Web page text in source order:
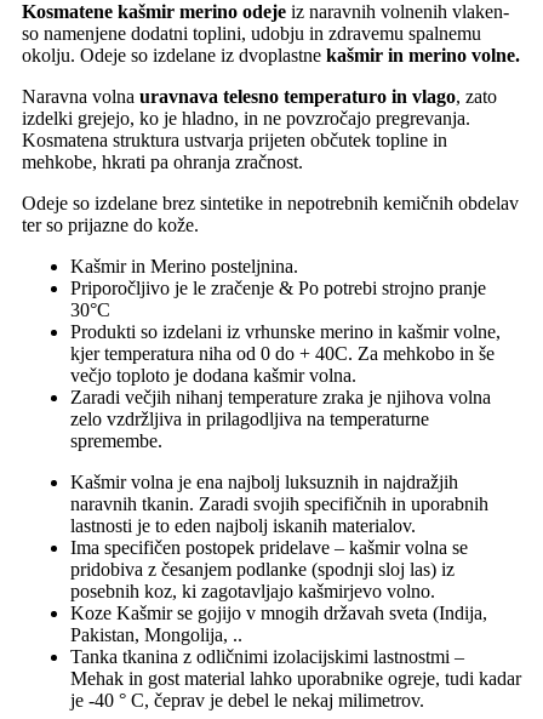
Kosmatene kašmir merino odeje iz naravnih volnenih vlaken-
so namenjene dodatni toplini, udobju in zdravemu spalnemu
okolju. Odeje so izdelane iz dvoplastne kašmir in merino volne.
Naravna volna uravnava telesno temperaturo in vlago, zato
izdelki grejejo, ko je hladno, in ne povzročajo pregrevanja.
Kosmatena struktura ustvarja prijeten občutek topline in
mehkobe, hkrati pa ohranja zračnost.
Odeje so izdelane brez sintetike in nepotrebnih kemičnih obdelav
ter so prijazne do kože.
Kašmir in Merino posteljnina.
Priporočljivo je le zračenje & Po potrebi strojno pranje
30°C
Produkti so izdelani iz vrhunske merino in kašmir volne,
kjer temperatura niha od 0 do + 40C. Za mehkobo in še
večjo toploto je dodana kašmir volna.
Zaradi večjih nihanj temperature zraka je njihova volna
zelo vzdržljiva in prilagodljiva na temperaturne
spremembe.
Kašmir volna je ena najbolj luksuznih in najdražjih
naravnih tkanin. Zaradi svojih specifičnih in uporabnih
lastnosti je to eden najbolj iskanih materialov.
Ima specifičen postopek pridelave – kašmir volna se
pridobiva z česanjem podlanke (spodnji sloj las) iz
posebnih koz, ki zagotavljajo kašmirjevo volno.
Koze Kašmir se gojijo v mnogih državah sveta (Indija,
Pakistan, Mongolija, ..
Tanka tkanina z odličnimi izolacijskimi lastnostmi –
Mehak in gost material lahko uporabnike ogreje, tudi kadar
je -40 ° C, čeprav je debel le nekaj milimetrov.